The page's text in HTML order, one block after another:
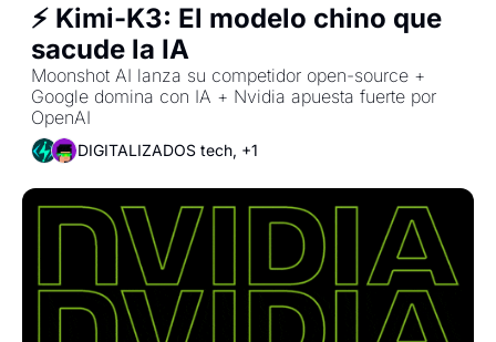
⚡ Kimi-K3: El modelo chino que
sacude la IA
Moonshot AI lanza su competidor open-source +
Google domina con IA + Nvidia apuesta fuerte por
OpenAI
DIGITALIZADOS tech, +1